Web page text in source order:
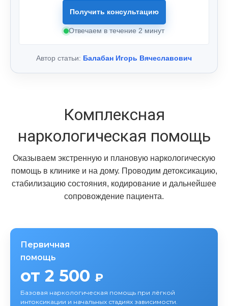
Получить консультацию
Отвечаем в течение 2 минут
Автор статьи: Балабан Игорь Вячеславович
Комплексная
наркологическая помощь
Оказываем экстренную и плановую наркологическую
помощь в клинике и на дому. Проводим детоксикацию,
стабилизацию состояния, кодирование и дальнейшее
сопровождение пациента.
Первичная
помощь
от 2 500 ₽
Базовая наркологическая помощь при лёгкой
интоксикации и начальных стадиях зависимости.